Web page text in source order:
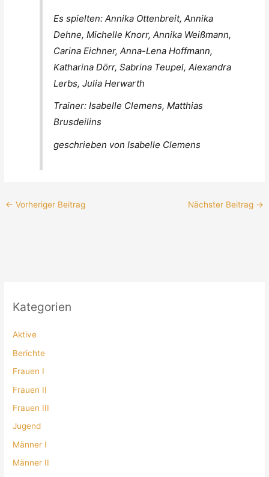
Kategorien
Aktive
Berichte
Frauen I
Frauen II
Frauen III
Jugend
Männer I
Männer II
Es spielten: Annika Ottenbreit, Annika
Dehne, Michelle Knorr, Annika Weißmann,
Carina Eichner, Anna-Lena Hoffmann,
Katharina Dörr, Sabrina Teupel, Alexandra
Lerbs, Julia Herwarth
Trainer: Isabelle Clemens, Matthias
Brusdeilins
geschrieben von Isabelle Clemens
← Vorheriger Beitrag Nächster Beitrag →